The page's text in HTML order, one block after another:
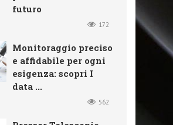
futuro
172
Monitoraggio preciso
e affidabile per ogni
esigenza: scopri I
data ...
562